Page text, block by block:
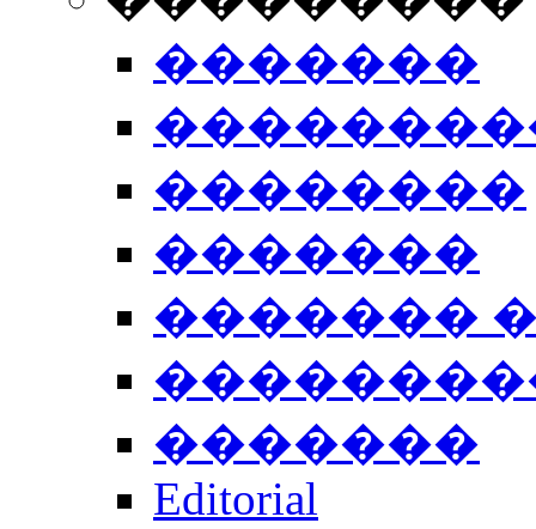
�������
��������
�������
�������
�������
Editorial